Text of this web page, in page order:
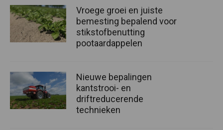
Vroege groei en juiste
bemesting bepalend voor
stikstofbenutting
pootaardappelen
Nieuwe bepalingen
kantstrooi- en
driftreducerende
technieken